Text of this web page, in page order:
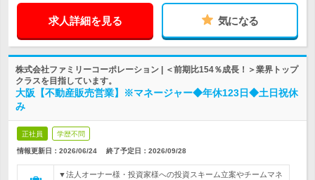
求人詳細を見る 気になる
株式会社ファミリーコーポレーション | ＜前期比154％成長！＞業界トップ
クラスを目指しています。
大阪【不動産販売営業】※マネージャー◆年休123日◆土日祝休
み
正社員 学歴不問
情報更新日：2026/06/24 終了予定日： 2026/09/28
▼法人オーナー様・投資家様への投資スキーム立案やチームマネ